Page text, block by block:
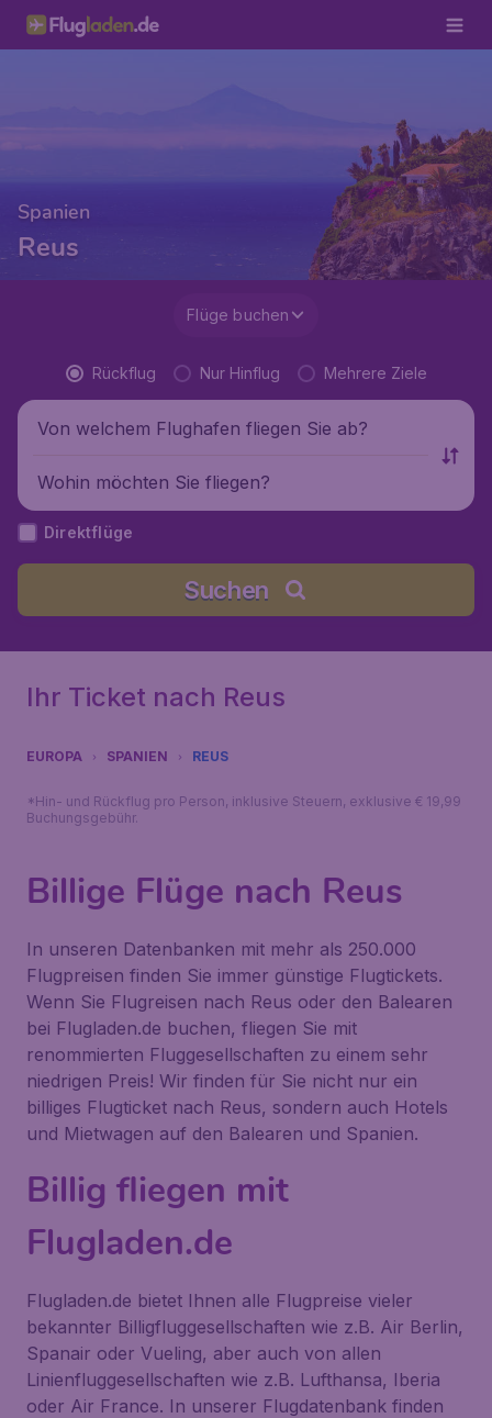
Spanien
Reus
Flüge buchen
Rückflug Nur Hinflug Mehrere Ziele
Von welchem Flughafen fliegen Sie ab?
Wohin möchten Sie fliegen?
Direktflüge
Suchen
Ihr Ticket nach Reus
EUROPA SPANIEN REUS
*Hin- und Rückflug pro Person, inklusive Steuern, exklusive € 19,99
Buchungsgebühr.
Billige Flüge nach Reus
In unseren Datenbanken mit mehr als 250.000
Flugpreisen finden Sie immer günstige Flugtickets.
Wenn Sie Flugreisen nach Reus oder den Balearen
bei Flugladen.de buchen, fliegen Sie mit
renommierten Fluggesellschaften zu einem sehr
niedrigen Preis! Wir finden für Sie nicht nur ein
billiges Flugticket nach Reus, sondern auch Hotels
und Mietwagen auf den Balearen und Spanien.
Billig fliegen mit
Flugladen.de
Flugladen.de bietet Ihnen alle Flugpreise vieler
bekannter Billigfluggesellschaften wie z.B. Air Berlin,
Spanair oder Vueling, aber auch von allen
Linienfluggesellschaften wie z.B. Lufthansa, Iberia
oder Air France. In unserer Flugdatenbank finden